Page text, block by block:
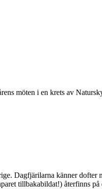
möten i en krets av
Dagfjärilarna känner dofter
tillbakabildat!) återfinns